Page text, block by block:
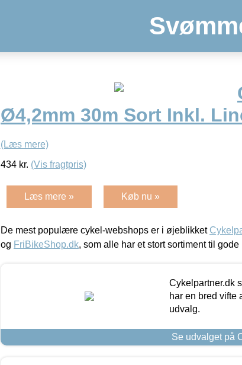
Ø4,2mm 30m Sort Inkl.
(Læs mere)
434 kr. (Vis fragtpris)
Læs mere » Køb nu »
De mest populære cykel-webshops er i øjeblikket
og FriBikeShop.dk, som alle har et stort sortiment til gode
Cykelpartner.dk
har en bred vifte
udvalg.
Se udvalget på